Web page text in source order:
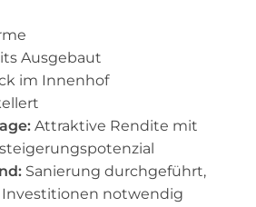
Ausgebaut
im Innenhof
Attraktive Rendite mit
Sanierung durchgeführt,
notwendig